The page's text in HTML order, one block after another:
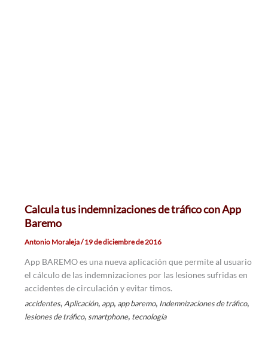
Calcula tus indemnizaciones de tráfico con App
Baremo
Antonio Moraleja/19 de diciembre de 2016
App BAREMO es una nueva aplicación que permite al usuario
el cálculo de las indemnizaciones por las lesiones sufridas en
accidentes de circulación y evitar timos.
accidentes,Aplicación, app, app baremo, Indemnizaciones de tráfico,
lesiones de tráfico,smartphone, tecnologia